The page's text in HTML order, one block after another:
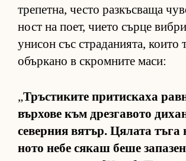
тре­пет­на, често раз­къс­ваща
ност на по­ет, чи­ето сърце
уни­сон със стра­да­ни­я­та, ко­ито
обър­кано в скром­ните ма­си:
„Тръс­ти­ките при­тис­каха
вър­хове към дрез­га­вото
се­вер­ния вя­тър. Ця­лата тъга
ното небе ся­каш беше